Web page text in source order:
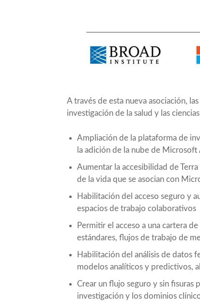
A través de esta nueva asociación,
investigación de la salud y las
Ampliación de la plataforma de
la adición de la nube de
Aumentar la accesibilidad de
de la vida que se asocian con
Habilitación del acceso seguro y
espacios de trabajo colaborativos
Permitir el acceso a una cartera
estándares, flujos de trabajo de
Habilitación del análisis de datos
modelos analíticos y predictivos,
Crear un flujo seguro y sin fisuras
investigación y los dominios